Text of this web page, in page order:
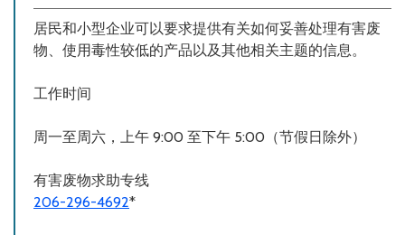
居民和小型企业可以要求提供有关如何妥善处理有害废
物、使用毒性较低的产品以及其他相关主题的信息。
工作时间
周一至周六，上午 9:00 至下午 5:00（节假日除外）
有害废物求助专线
206-296-4692*